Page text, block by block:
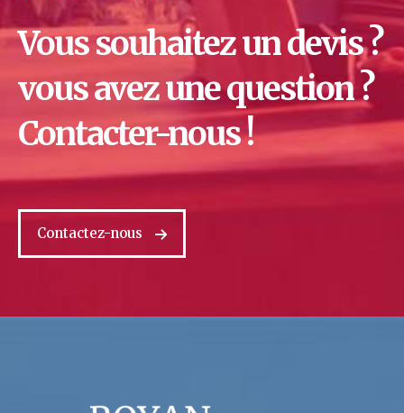
Vous souhaitez un devis ?
vous avez une question ?
Contacter-nous !
Contactez-nous